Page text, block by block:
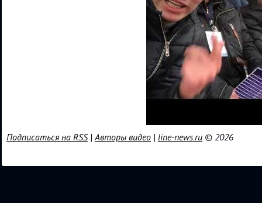
Подписаться на RSS|Авторы видео | line-news.ru © 2026